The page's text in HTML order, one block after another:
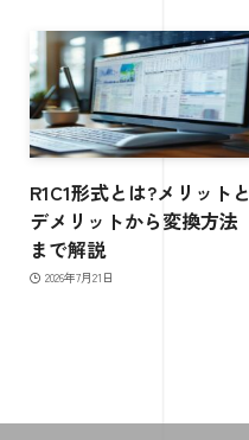
R1C1形式とは?メリットと
デメリットから変換方法
まで解説
2026年7月21日